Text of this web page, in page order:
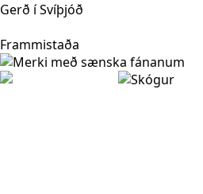
Gerð í Svíþjóð
Frammistaða